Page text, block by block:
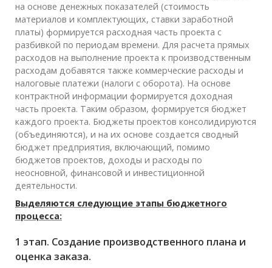
на основе денежных показателей (стоимость
материалов и комплектующих, ставки заработной
платы) формируется расходная часть проекта с
разбивкой по периодам времени. Для расчета прямых
расходов на выполнение проекта к производственным
расходам добавятся также коммерческие расходы и
налоговые платежи (налоги с оборота). На основе
контрактной информации формируется доходная
часть проекта. Таким образом, формируется бюджет
каждого проекта. Бюджеты проектов консолидируются
(объединяются), и на их основе создается сводный
бюджет предприятия, включающий, помимо
бюджетов проектов, доходы и расходы по
неосновной, финансовой и инвестиционной
деятельности.
Выделяются следующие этапы бюджетного
процесса:
1 этап. Создание производственного плана и
оценка заказа.